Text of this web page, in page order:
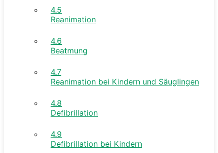
4.5
Reanimation
4.6
Beatmung
4.7
Reanimation bei Kindern und Säuglingen
4.8
Defibrillation
4.9
Defibrillation bei Kindern